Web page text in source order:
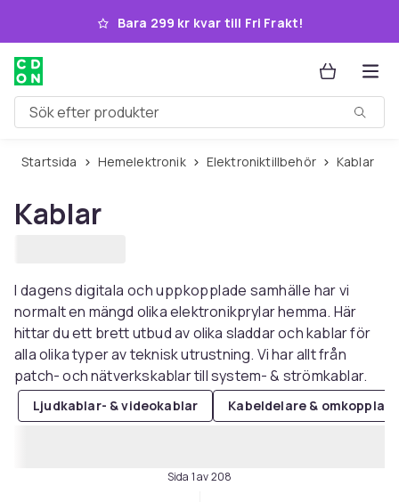
Hoppa till huvudinnehållet
Bara 299 kr kvar till Fri Frakt!
Sök efter produkter
Startsida Hemelektronik Elektroniktillbehör Kablar
Kablar
I dagens digitala och uppkopplade samhälle har vi
normalt en mängd olika elektronikprylar hemma. Här
hittar du ett brett utbud av olika sladdar och kablar för
alla olika typer av teknisk utrustning. Vi har allt från
patch- och nätverkskablar till system- & strömkablar.
Ljudkablar- & videokablar Kabeldelare &
Sida 1 av 208